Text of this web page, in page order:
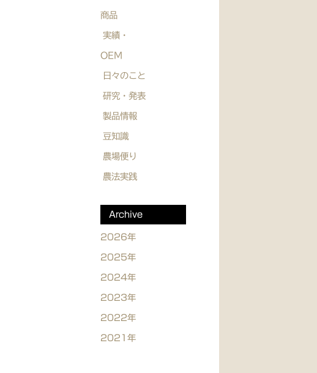
商品
実績・
OEM
日々のこと
研究・発表
製品情報
豆知識
農場便り
農法実践
Archive
2026年
2025年
2024年
2023年
2022年
2021年